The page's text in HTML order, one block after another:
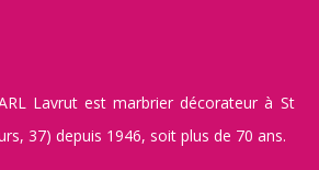
Lavrut est marbrier décorateur à St
37) depuis 1946, soit plus de 70 ans.